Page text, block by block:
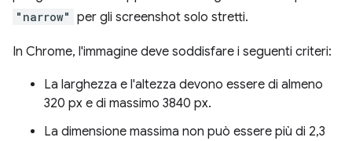
"narrow" per gli screenshot solo stretti.
In Chrome, l'immagine deve soddisfare i seguenti criteri:
La larghezza e l'altezza devono essere di almeno
320 px e di massimo 3840 px.
La dimensione massima non può essere più di 2,3